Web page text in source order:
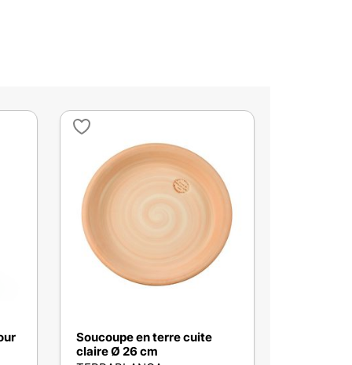
Soucoupe en terre cuite
claire Ø 26 cm